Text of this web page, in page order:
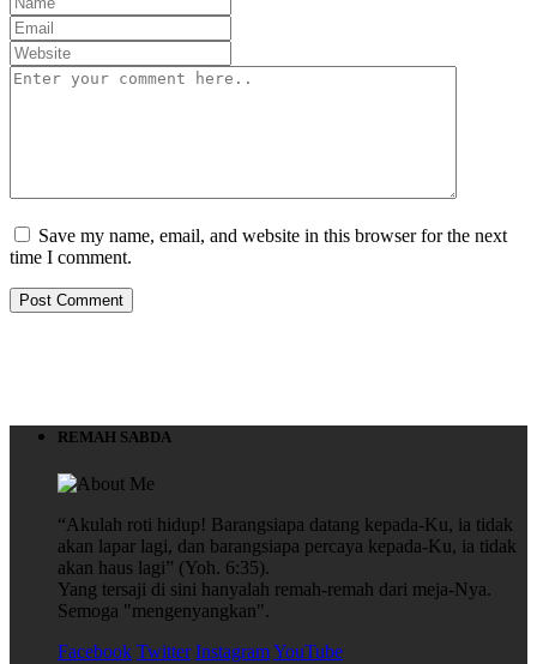
Save my name, email, and website in this browser for the next
time I comment.
REMAH SABDA
“Akulah roti hidup! Barangsiapa datang kepada-Ku, ia tidak
akan lapar lagi, dan barangsiapa percaya kepada-Ku, ia tidak
akan haus lagi” (Yoh. 6:35).
Yang tersaji di sini hanyalah remah-remah dari meja-Nya.
Semoga "mengenyangkan".
Facebook Twitter InstagramYouTube